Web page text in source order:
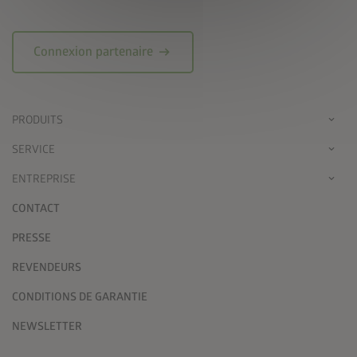
Connexion partenaire arrow_right_alt
PRODUITS
SERVICE
ENTREPRISE
CONTACT
PRESSE
REVENDEURS
CONDITIONS DE GARANTIE
NEWSLETTER